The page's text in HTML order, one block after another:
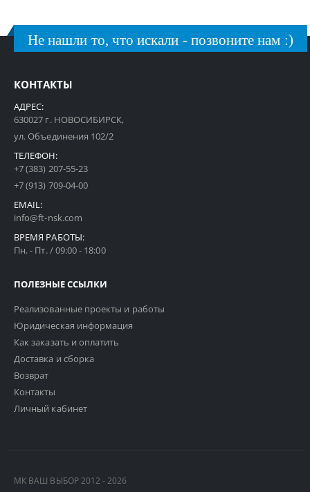
Не нашли то, что искали - позвоните нам :)
КОНТАКТЫ
АДРЕС:
630027 г. НОВОСИБИРСК,
ул. Объединения 102/2
ТЕЛЕФОН:
+7 (383) 207-55-23
+7 (913) 709-04-00
EMAIL:
info@ft-nsk.com
ВРЕМЯ РАБОТЫ:
Пн. - Пт. / 09:00 - 18:00
ПОЛЕЗНЫЕ ССЫЛКИ
Реализованные проекты и работы
Юридическая информация
Как заказать и оплатить
Доставка и сборка
Возврат
Контакты
Личный кабинет
МК ВАШ ВЫБОР 2012 - 2026